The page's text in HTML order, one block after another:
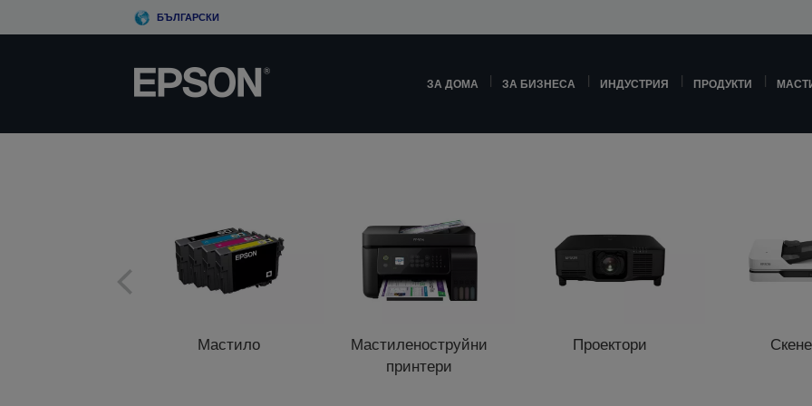
to
БЪЛГАРСКИ
ЗА ДОМА ЗА БИЗНЕСА ИНДУСТРИЯ ПРОДУКТИ
Мастило
Мастиленоструйни
принтери
Проектори